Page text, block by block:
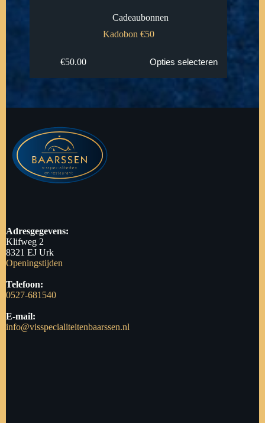
Cadeaubonnen
Kadobon €50
€50.00 Opties selecteren
Adresgegevens:
Klifweg 2
8321 EJ Urk
Openingstijden
Telefoon:
0527-681540
E-mail:
info@visspecialiteitenbaarssen.nl